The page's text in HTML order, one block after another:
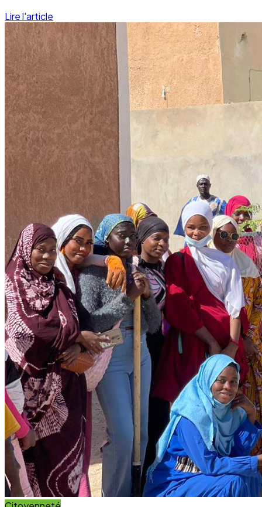
Impact Direct
+150
Interventions réussies cette année.